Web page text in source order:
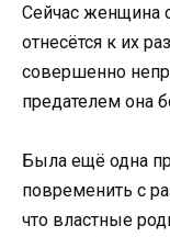
Сейчас женщина
отнесётся к их
совершенно
предателем она
Была ещё одна
повременить с
что властные